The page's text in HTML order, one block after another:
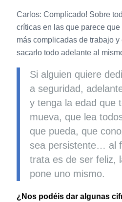
Carlos: Complicado! Sobre
críticas en las que parece
más complicadas de trabajo y
sacarlo todo adelante al
Si alguien quiere
a seguridad,
y tenga la edad que
mueva, que lea
que pueda, que
sea persistente… al
trata es de ser feliz,
pone uno mismo.
¿Nos podéis dar algunas